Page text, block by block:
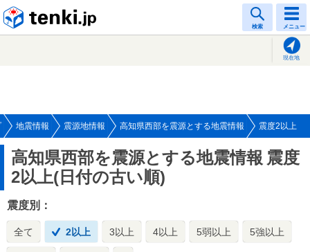
検索 メニュー
現在地
地震情報 震源地情報 高知県西部を震源とする地震情報 震度2以上
高知県西部を震源とする地震情報 震度
2以上(日付の古い順)
震度別：
全て 2以上 3以上 4以上 5弱以上 5強以上